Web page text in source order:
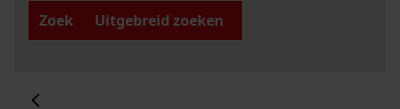
Zoek
Uitgebreid zoeken